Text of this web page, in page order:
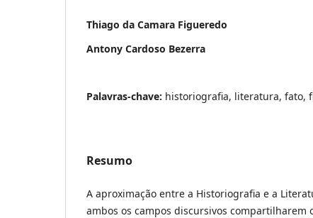
Thiago da Camara Figueredo
Antony Cardoso Bezerra
Palavras-chave: historiografia, literatura, fato,
Resumo
A aproximação entre a Historiografia e a
ambos os campos discursivos compartilharem